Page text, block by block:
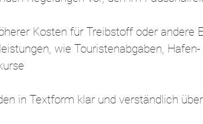
Kosten für Treibstoff oder andere
wie Touristenabgaben,
in Textform klar und verständlich